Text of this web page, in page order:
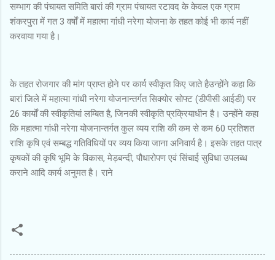
सम्भाग की पंचायत समिति बारां की ग्राम पंचायत रटावद के केवल एक ग्राम
शंकरपुरा में गत 3 वर्षों में महात्मा गांधी नरेगा योजना के तहत कोई भी कार्य नहीं
करवाया गया है।
के तहत रोजगार की मांग प्राप्त होने पर कार्य स्वीकृत किए जाते हैउन्होंने कहा कि
बारां जिले में महात्मा गांधी नरेगा योजनान्तर्गत सिक्योर सोफ्ट (डीपीसी आईडी) पर
26 कार्यों की स्वीकृतियां लम्बित है, जिनकी स्वीकृति प्रक्रियाधीन है। उन्होंने कहा
कि महात्मा गांधी नरेगा योजनान्तर्गत कुल व्यय राशि की कम से कम 60 प्रतिशत
राशि कृषि एवं सम्बद्ध गतिविधियों पर व्यय किया जाना अनिवार्य है। इसके तहत पात्र
कृषकों की कृषि भूमि के विकास, मेड़बन्दी, पौधारोपण एवं सिंचाई सुविधा उपलब्ध
कराने आदि कार्य अनुमत है। राने